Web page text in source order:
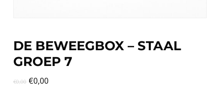
DE BEWEEGBOX – STAAL
GROEP 7
€0,00 €0,00